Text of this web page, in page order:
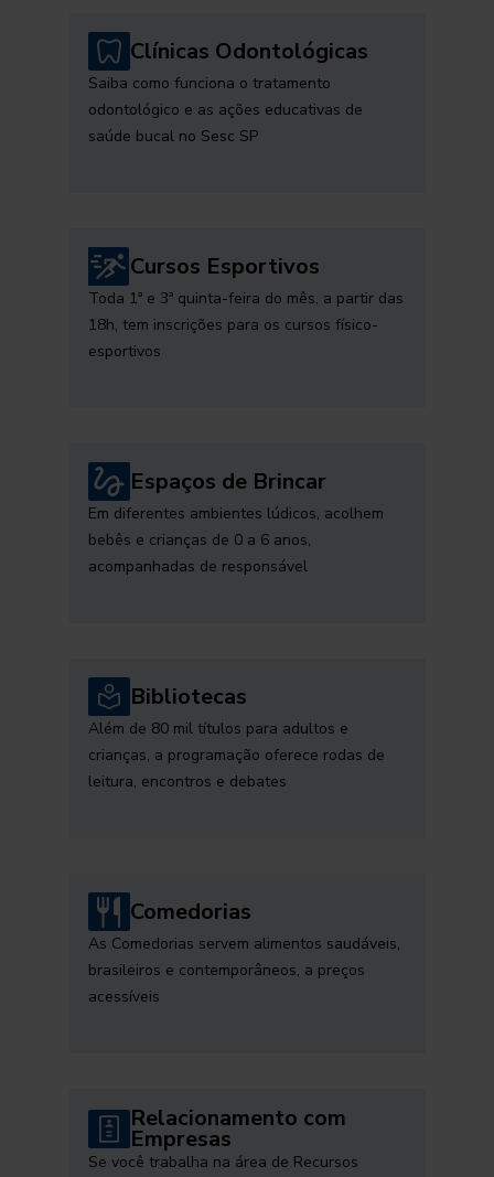
Clínicas Odontológicas
Saiba como funciona o tratamento
odontológico e as ações educativas de
saúde bucal no Sesc SP
Cursos Esportivos
Toda 1ª e 3ª quinta-feira do mês, a partir das
18h, tem inscrições para os cursos físico-
esportivos
Espaços de Brincar
Em diferentes ambientes lúdicos, acolhem
bebês e crianças de 0 a 6 anos,
acompanhadas de responsável
Bibliotecas
Além de 80 mil títulos para adultos e
crianças, a programação oferece rodas de
leitura, encontros e debates
Comedorias
As Comedorias servem alimentos saudáveis,
brasileiros e contemporâneos, a preços
acessíveis
Relacionamento com
Empresas
Se você trabalha na área de Recursos